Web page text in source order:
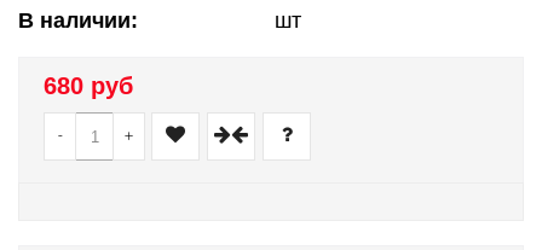
В наличии: шт
680 руб
- +